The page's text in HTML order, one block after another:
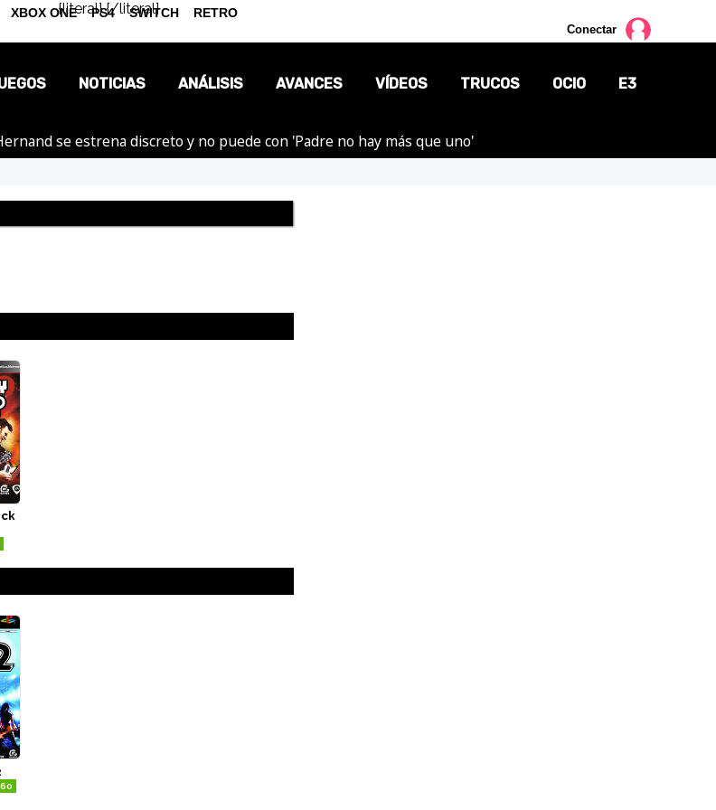
{literal}{/literal}
Conectar
NOTICIAS
OPINIÓN
ANÁLISIS AVANCES VÍDEOS TRUCOS OCIO E3
se estrena discreto y no puede con 'Padre no hay más que uno'
XBOX ONE PS4 SWITCH RETRO